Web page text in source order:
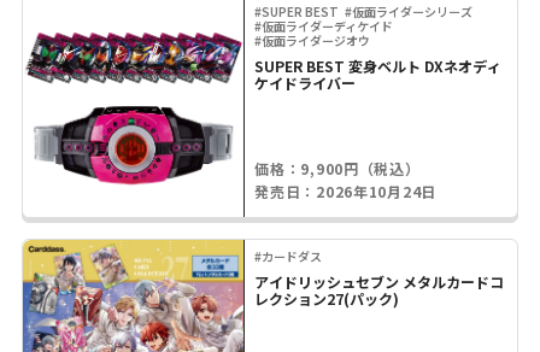
#SUPER BEST #仮面ライダーシリーズ
#仮面ライダーディケイド
#仮面ライダージオウ
SUPER BEST 変身ベルト DXネオディ
ケイドライバー
価格：9,900円（税込）
発売日：2026年10月24日
#カードダス
アイドリッシュセブン メタルカードコ
レクション27(パック)